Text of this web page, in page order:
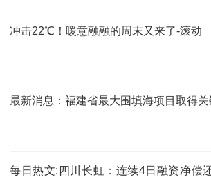
冲击22℃！暖意融融的周末又来了-滚动
最新消息：福建省最大围填海项目取得关
每日热文:四川长虹：连续4日融资净偿